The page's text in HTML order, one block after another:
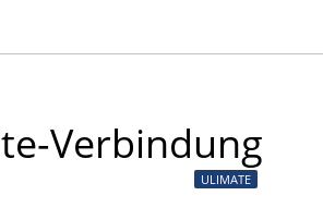
Verbindung
ULIMATE